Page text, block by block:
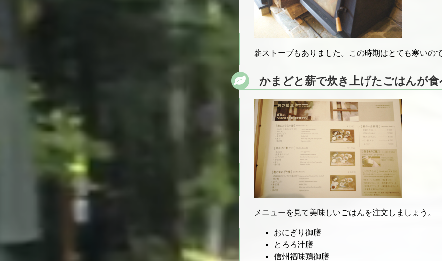
薪ストーブもありました。この時期はとても寒いの
かまどと薪で炊き上げたごはんが
メニューを見て美味しいごはんを注文しましょう。
おにぎり御膳
とろろ汁膳
信州福味鶏御膳